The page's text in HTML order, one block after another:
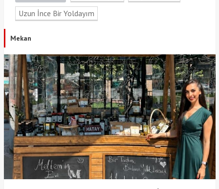
Uzun İnce Bir Yoldayım
Mekan